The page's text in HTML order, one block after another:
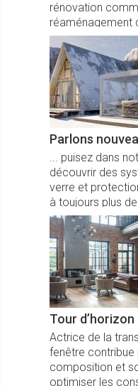
rénovation
réaménagement
Parlons
... puisez dans
découvrir des
verre et
à toujours plus
fonctionnalités.
Tour
Actrice de la
fenêtre contribue
composition et
optimiser les